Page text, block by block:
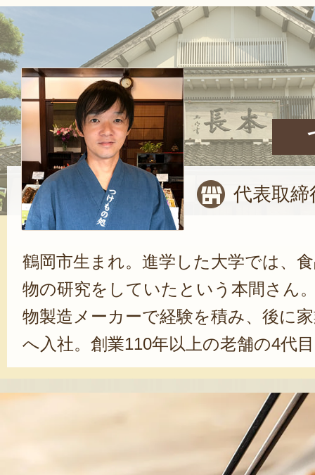
代表取締
鶴岡市生まれ。進学した大学では、
物の研究をしていたという本間さん
物製造メーカーで経験を積み、後に
へ入社。創業110年以上の老舗の4代
は代表取締役に就任。「従来の漬物
い」と、「チーズの漬物」を商品化
を提案してきた。「漬物はご飯があ
的な存在ですが、最後の一口に食べ